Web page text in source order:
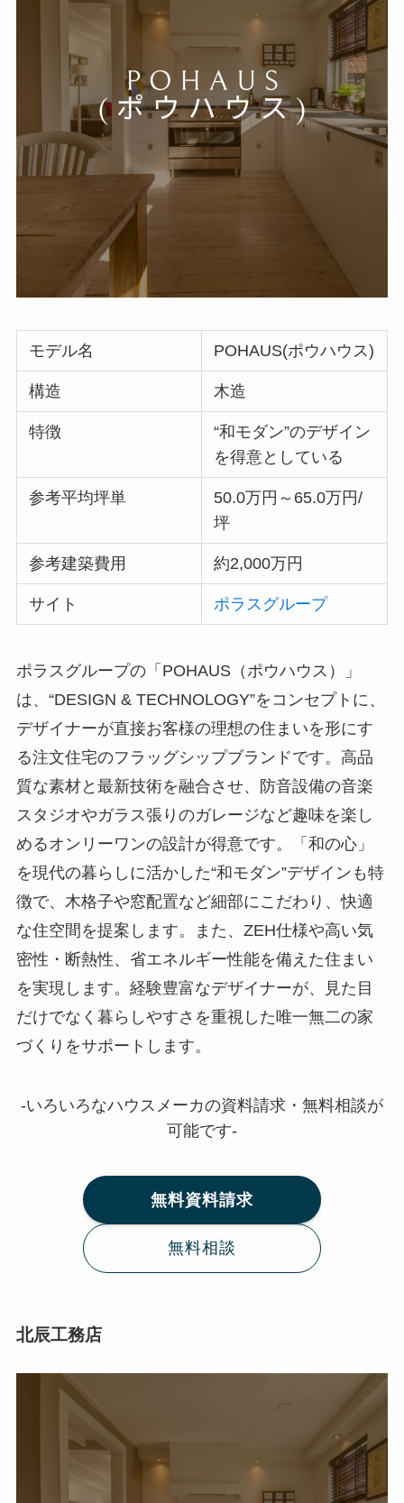
モデル名 POHAUS(ポウハウス)
構造 木造
特徴
“和モダン”のデザイン
を得意としている
参考平均坪単
50.0万円～65.0万円/
坪
参考建築費用 約2,000万円
サイト ポラスグループ
ポラスグループの「POHAUS（ポウハウス）」
は、“DESIGN & TECHNOLOGY”をコンセプトに、
デザイナーが直接お客様の理想の住まいを形にす
る注文住宅のフラッグシップブランドです。高品
質な素材と最新技術を融合させ、防音設備の音楽
スタジオやガラス張りのガレージなど趣味を楽し
めるオンリーワンの設計が得意です。「和の心」
を現代の暮らしに活かした“和モダン”デザインも特
徴で、木格子や窓配置など細部にこだわり、快適
な住空間を提案します。また、ZEH仕様や高い気
密性・断熱性、省エネルギー性能を備えた住まい
を実現します。経験豊富なデザイナーが、見た目
だけでなく暮らしやすさを重視した唯一無二の家
づくりをサポートします。
-いろいろなハウスメーカの資料請求・無料相談が
可能です-
無料資料請求
無料相談
北辰工務店